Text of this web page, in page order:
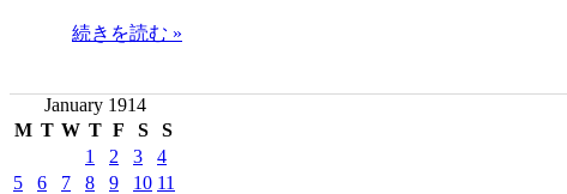
続きを読む »
January 1914
M T W T F S S
1 2 3
4
5
6 7 8 9 10 11